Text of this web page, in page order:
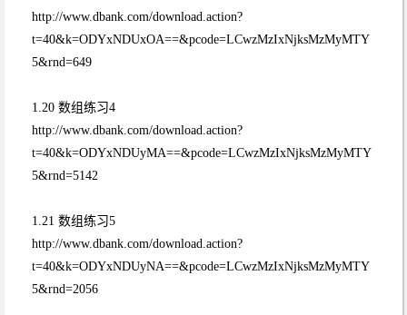
http://www.dbank.com/download.action?
t=40&k=ODYxNDUxOA==&pcode=LCwzMzIxNjksMzMyMTY
5&rnd=649
1.20 数组练习4
http://www.dbank.com/download.action?
t=40&k=ODYxNDUyMA==&pcode=LCwzMzIxNjksMzMyMTY
5&rnd=5142
1.21 数组练习5
http://www.dbank.com/download.action?
t=40&k=ODYxNDUyNA==&pcode=LCwzMzIxNjksMzMyMTY
5&rnd=2056